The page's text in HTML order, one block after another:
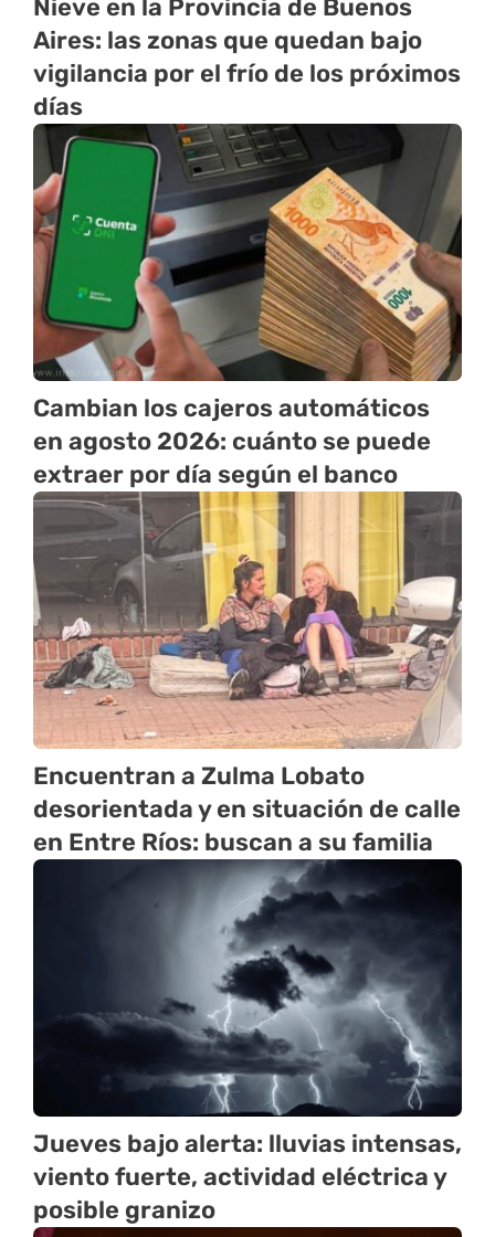
Nieve en la Provincia de Buenos
Aires: las zonas que quedan bajo
vigilancia por el frío de los próximos
días
Cambian los cajeros automáticos
en agosto 2026: cuánto se puede
extraer por día según el banco
Encuentran a Zulma Lobato
desorientada y en situación de calle
en Entre Ríos: buscan a su familia
Jueves bajo alerta: lluvias intensas,
viento fuerte, actividad eléctrica y
posible granizo